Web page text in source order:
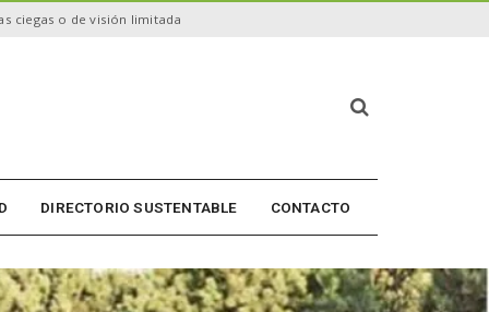
ciegas o de visión limitada
d
DIRECTORIO SUSTENTABLE CONTACTO